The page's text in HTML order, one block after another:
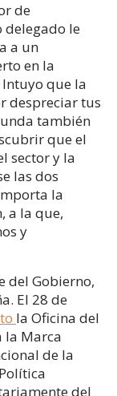
de
delegado le
a un
en la
que la
despreciar tus
también
que el
sector y la
las dos
la
a la que,
y
del Gobierno,
El 28 de
la Oficina del
la Marca
de la
del